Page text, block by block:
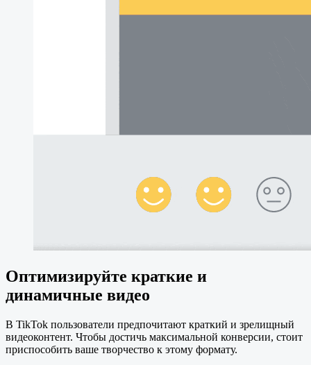
Оптимизируйте краткие и
динамичные видео
В TikTok пользователи предпочитают краткий и зрелищный
видеоконтент. Чтобы достичь максимальной конверсии, стоит
приспособить ваше творчество к этому формату.